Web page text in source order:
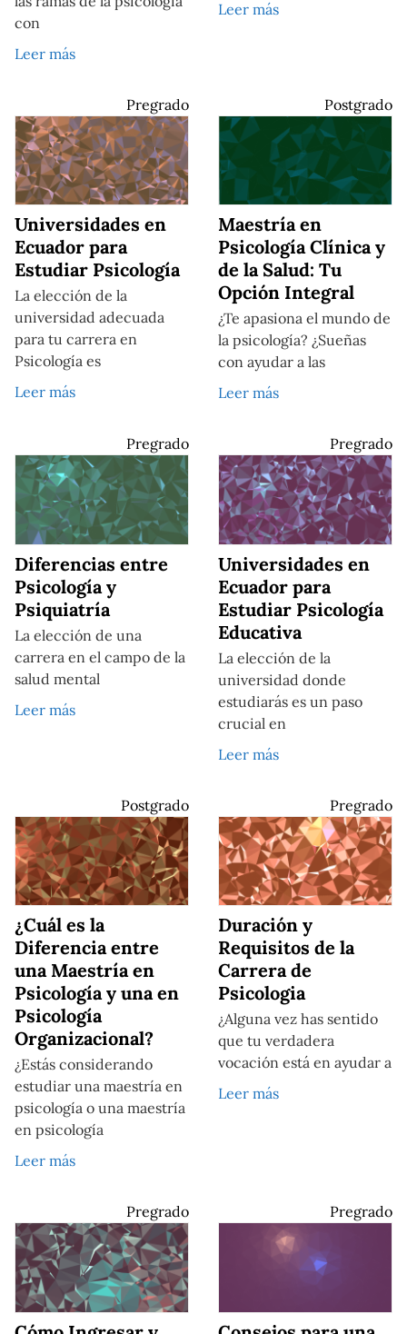
con
Leer más
Leer más
Pregrado
Universidades en
Ecuador para
Estudiar Psicología
La elección de la
universidad adecuada
para tu carrera en
Psicología es
Leer más
Postgrado
Maestría en
Psicología Clínica y
de la Salud: Tu
Opción Integral
¿Te apasiona el mundo de
la psicología? ¿Sueñas
con ayudar a las
Leer más
Pregrado
Diferencias entre
Psicología y
Psiquiatría
La elección de una
carrera en el campo de la
salud mental
Leer más
Pregrado
Universidades en
Ecuador para
Estudiar Psicología
Educativa
La elección de la
universidad donde
estudiarás es un paso
crucial en
Leer más
Postgrado
¿Cuál es la
Diferencia entre
una Maestría en
Psicología y una en
Psicología
Organizacional?
¿Estás considerando
estudiar una maestría en
psicología o una maestría
en psicología
Leer más
Pregrado
Duración y
Requisitos de la
Carrera de
Psicologia
¿Alguna vez has sentido
que tu verdadera
vocación está en ayudar a
Leer más
Pregrado Pregrado